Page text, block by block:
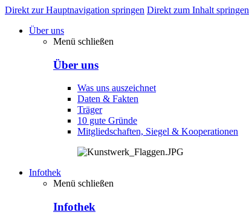
Direkt zur Hauptnavigation springen Direkt zum Inhalt springen
Über uns
Menü schließen
Über uns
Was uns auszeichnet
Daten & Fakten
Träger
10 gute Gründe
Mitgliedschaften, Siegel & Kooperationen
Infothek
Menü schließen
Infothek